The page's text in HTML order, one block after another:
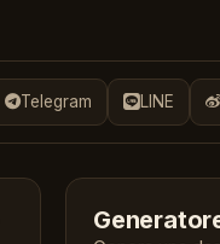
Telegram LINE